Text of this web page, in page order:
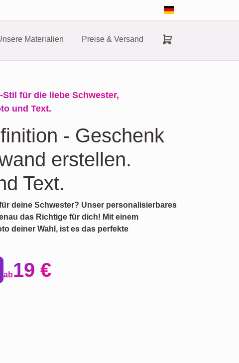
Materialien Preise & Versand
für die liebe Schwester,
und Text.
- Geschenk
erstellen.
Text.
deine Schwester? Unser personalisierbares
das Richtige für dich! Mit einem
deiner Wahl, ist es das perfekte
ab19 €